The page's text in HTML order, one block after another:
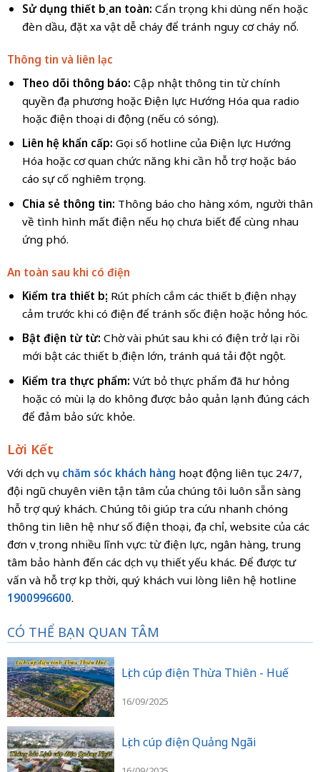
Sử dụng thiết bị an toàn: Cẩn trọng khi dùng nến hoặc
đèn dầu, đặt xa vật dễ cháy để tránh nguy cơ cháy nổ.
Thông tin và liên lạc
Theo dõi thông báo: Cập nhật thông tin từ chính
quyền địa phương hoặc Điện lực Hướng Hóa qua radio
hoặc điện thoại di động (nếu có sóng).
Liên hệ khẩn cấp: Gọi số hotline của Điện lực Hướng
Hóa hoặc cơ quan chức năng khi cần hỗ trợ hoặc báo
cáo sự cố nghiêm trọng.
Chia sẻ thông tin: Thông báo cho hàng xóm, người thân
về tình hình mất điện nếu họ chưa biết để cùng nhau
ứng phó.
An toàn sau khi có điện
Kiểm tra thiết bị: Rút phích cắm các thiết bị điện nhạy
cảm trước khi có điện để tránh sốc điện hoặc hỏng hóc.
Bật điện từ từ: Chờ vài phút sau khi có điện trở lại rồi
mới bật các thiết bị điện lớn, tránh quá tải đột ngột.
Kiểm tra thực phẩm: Vứt bỏ thực phẩm đã hư hỏng
hoặc có mùi lạ do không được bảo quản lạnh đúng cách
để đảm bảo sức khỏe.
Lời Kết
Với dịch vụ chăm sóc khách hàng hoạt động liên tục 24/7,
đội ngũ chuyên viên tận tâm của chúng tôi luôn sẵn sàng
hỗ trợ quý khách. Chúng tôi giúp tra cứu nhanh chóng
thông tin liên hệ như số điện thoại, địa chỉ, website của các
đơn vị trong nhiều lĩnh vực: từ điện lực, ngân hàng, trung
tâm bảo hành đến các dịch vụ thiết yếu khác. Để được tư
vấn và hỗ trợ kịp thời, quý khách vui lòng liên hệ hotline
1900996600.
CÓ THỂ BẠN QUAN TÂM
Lịch cúp điện Thừa Thiên - Huế
16/09/2025
Lịch cúp điện Quảng Ngãi